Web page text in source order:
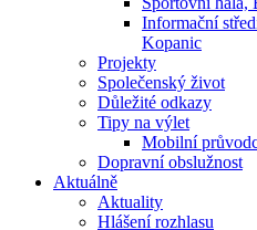
Informační
Kopanic
Projekty
Společenský život
Důležité odkazy
Tipy na výlet
Mobilní
Dopravní obslužnost
Aktuálně
Aktuality
Hlášení rozhlasu